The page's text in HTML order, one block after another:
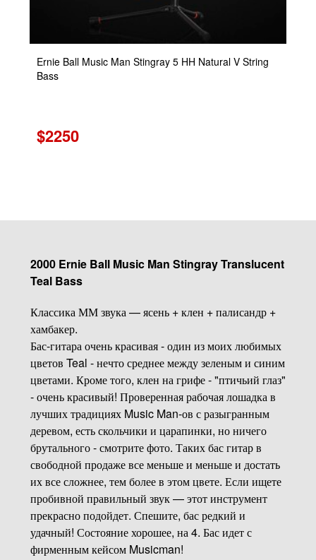
Ernie Ball Music Man Stingray 5 HH Natural V String
Bass
$2250
2000 Ernie Ball Music Man Stingray Translucent
Teal Bass
Классика ММ звука — ясень + клен + палисандр +
хамбакер.
Бас-гитара очень красивая - один из моих любимых
цветов Teal - нечто среднее между зеленым и синим
цветами. Кроме того, клен на грифе - "птичьий глаз"
- очень красивый! Проверенная рабочая лошадка в
лучших традициях Music Man-ов с разыгранным
деревом, есть скольчики и царапинки, но ничего
брутального - смотрите фото. Таких бас гитар в
свободной продаже все меньше и меньше и достать
их все сложнее, тем более в этом цвете. Если ищете
пробивной правильный звук — этот инструмент
прекрасно подойдет. Спешите, бас редкий и
удачный! Состояние хорошее, на 4. Бас идет с
фирменным кейсом Musicman!